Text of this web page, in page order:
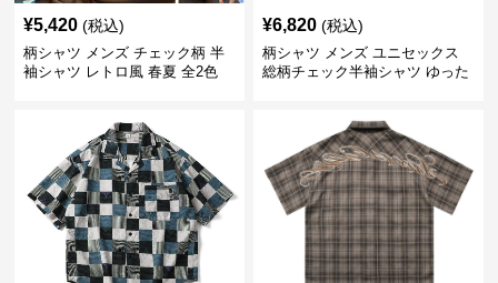
¥5,420 (税込)
柄シャツ メンズ チェック柄 半
袖シャツ レトロ風 春夏 全2色
¥6,820 (税込)
柄シャツ メンズ ユニセックス
総柄チェック半袖シャツ ゆった